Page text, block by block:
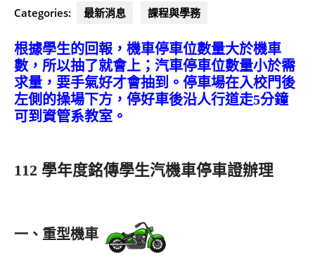
6
Categories: 最新消息 課程與學務
根據學生的回報，機車停車位數量大於機車
數，所以抽了就會上；汽車停車位數量小於需
求量，要手氣好才會抽到。停車場在入校門後
左側的操場下方，停好車後沿人行道走5分鐘
可到資管系教室。
112 學年度銘傳學生汽機車停車證辦理
一、重型機車